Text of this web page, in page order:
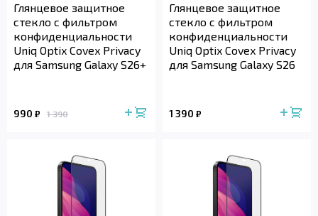
Глянцевое защитное
стекло с фильтром
конфиденциальности
Uniq Optix Covex Privacy
для Samsung Galaxy S26+
990 ₽ 1 390
Глянцевое защитное
стекло с фильтром
конфиденциальности
Uniq Optix Covex Privacy
для Samsung Galaxy S26
1 390 ₽